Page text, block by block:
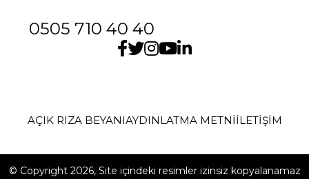
0505 710 40 40
AÇIK RIZA BEYANIAYDINLATMA METNİİLETIŞIM
© Copyright 2026, Site içindeki resimler izinsiz kopyalanamaz